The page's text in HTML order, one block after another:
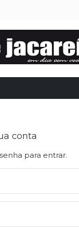
conta
para entrar.